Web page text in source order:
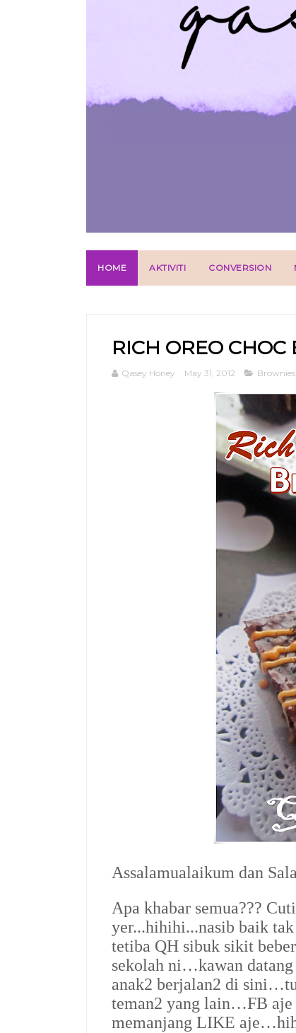
HOME AKTIVITI CONVERSION
RICH OREO CHOC
Qasey Honey May 31, 2012 Brownies
Assalamualaikum dan
Apa khabar semua???
yer...hihihi...nasib baik
tetiba QH sibuk sikit
sekolah ni…kawan
anak2 berjalan2 di
teman2 yang lain…FB
memanjang LIKE